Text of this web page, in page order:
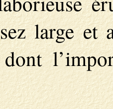
large et